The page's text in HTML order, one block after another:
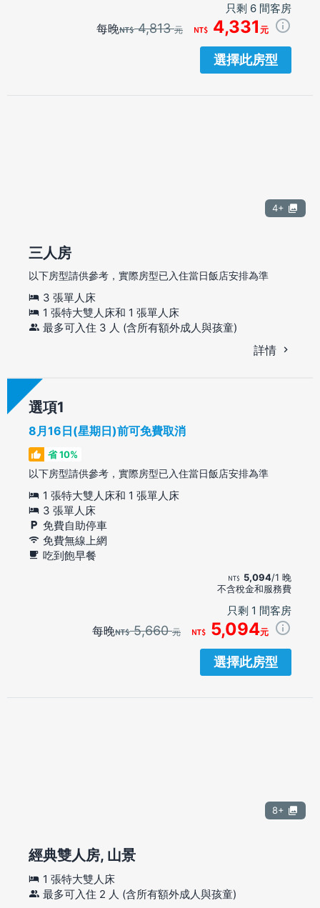
只剩 6 間客房
每晚 4,813元 4,331 元
選擇此房型
4+
三人房
以下房型請供參考，實際房型已入住當日飯店安排為準
3 張單人床
1 張特大雙人床和 1 張單人床
最多可入住 3 人 (含所有額外成人與孩童)
詳情
選項
8月16日(星期日)前可免費取消
省 10%
以下房型請供參考，實際房型已入住當日飯店安排為準
1 張特大雙人床和 1 張單人床
3 張單人床
免費自助停車
免費無線上網
吃到飽早餐
5,094/1 晚
不含稅金和服務費
只剩 1 間客房
每晚 5,660元 5,094元
選擇此房型
8+
經典雙人房, 山景
1 張特大雙人床
最多可入住 2 人 (含所有額外成人與孩童)